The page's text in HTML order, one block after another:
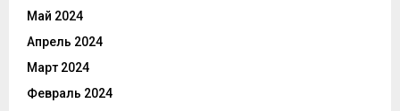
Май 2024
Апрель 2024
Март 2024
Февраль 2024